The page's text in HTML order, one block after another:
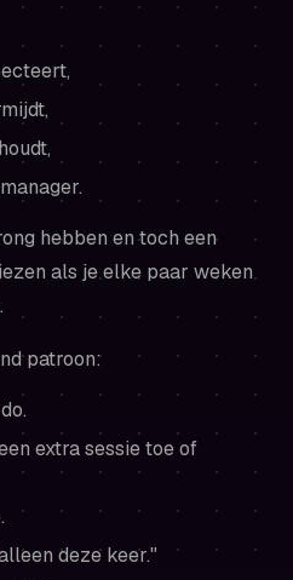
hebben en toch een
als je elke paar weken
patroon:
extra sessie toe of
deze keer."